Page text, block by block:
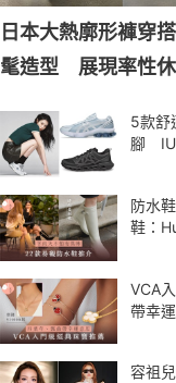
日本大熱廓形褲穿
髦造型 展現率性休
5款舒
腳 IU
防水
鞋：
VCA
帶幸
容祖